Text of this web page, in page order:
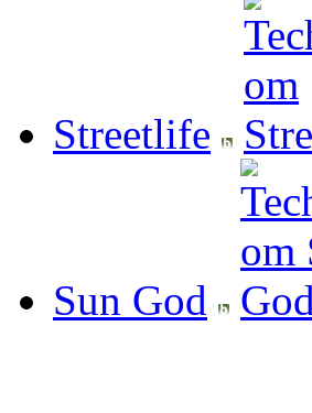
Streetlife
Sun God